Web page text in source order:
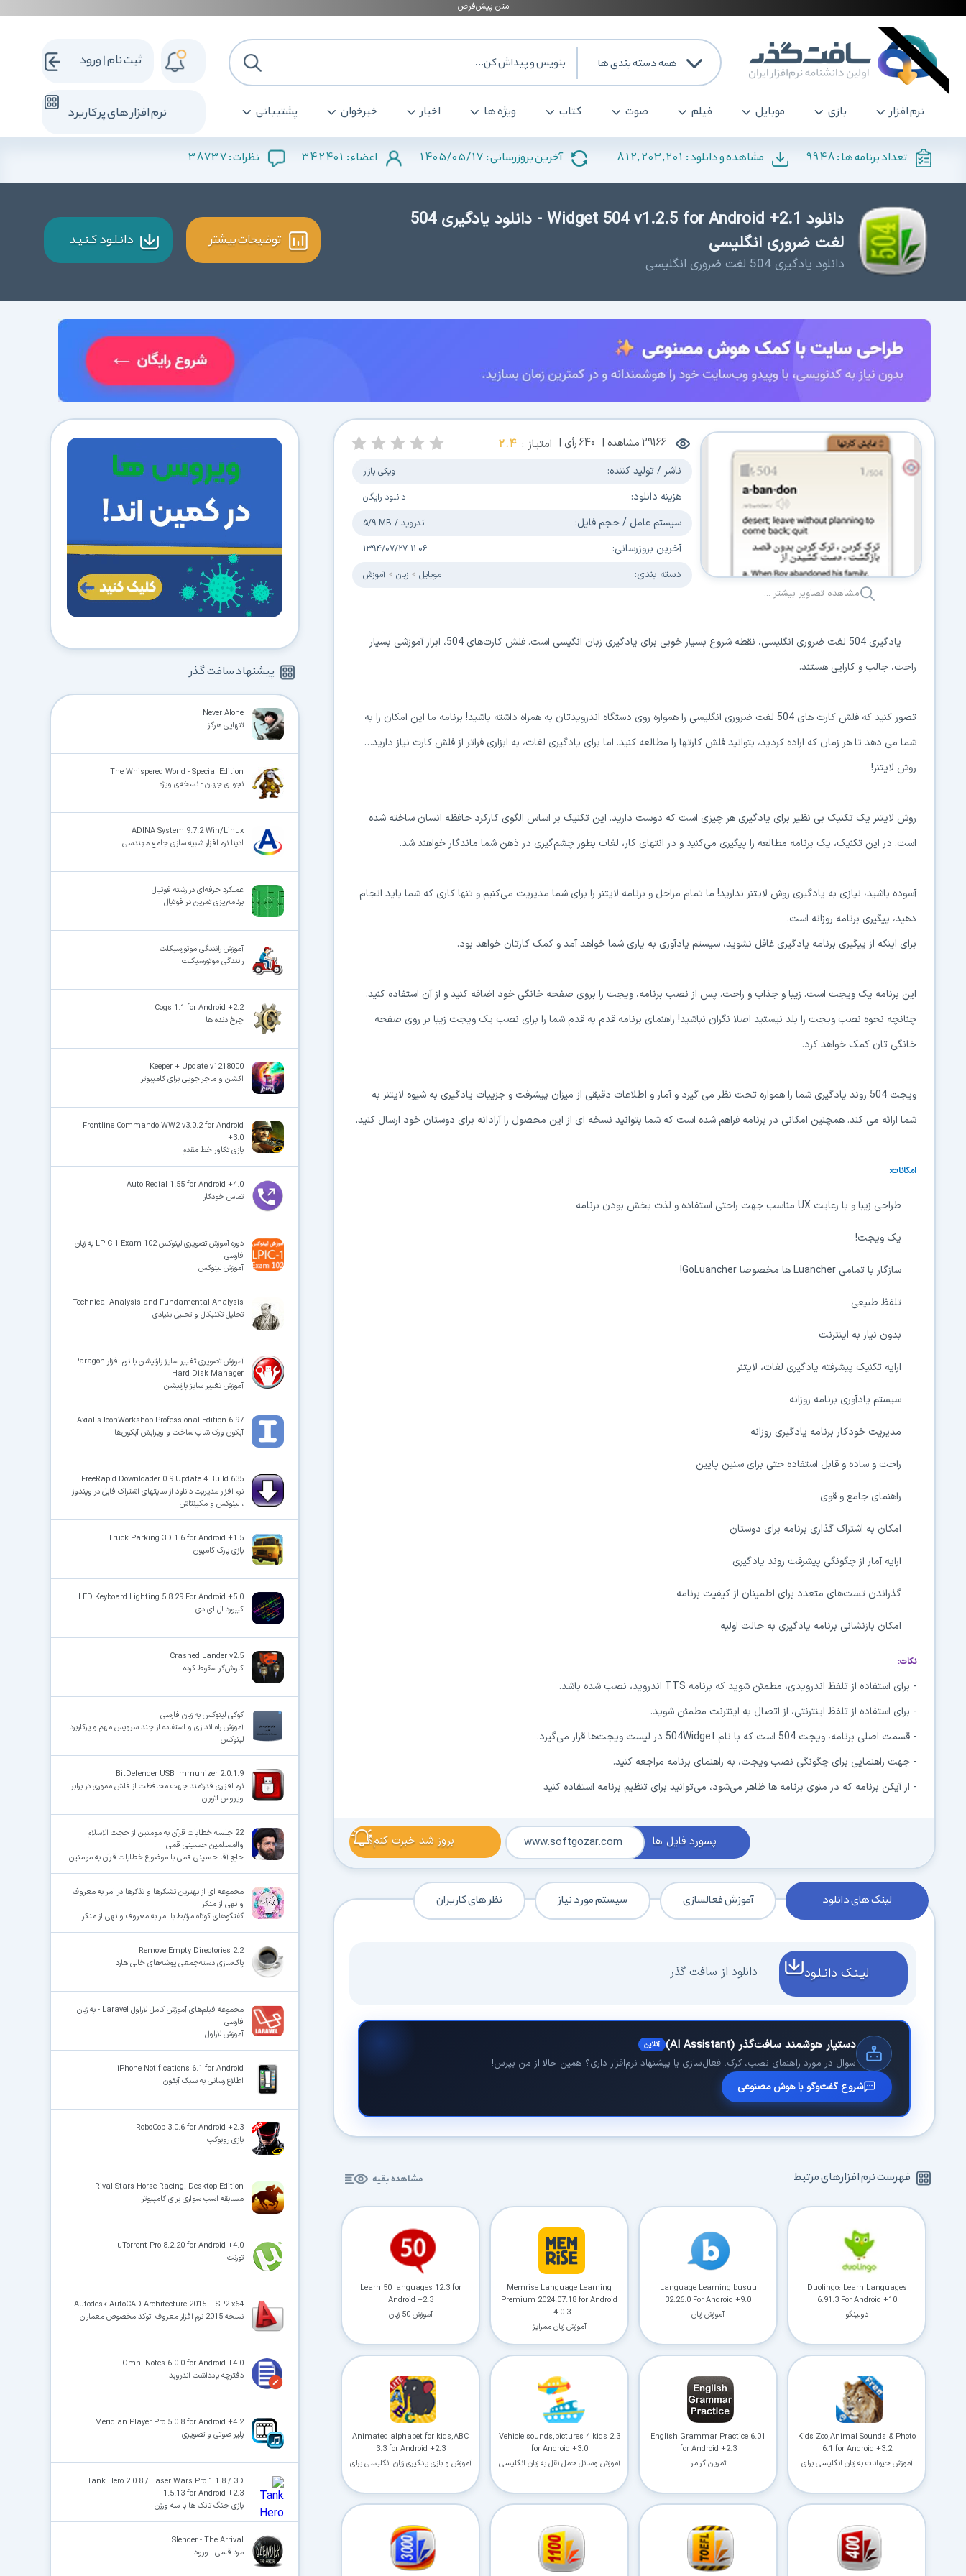
همه دسته بندی ها
نرم افزار بازی موبایل فیلم صوت کتاب ویژه ها اخبار خبرخوان پشتیبانی نرم افزار های پرکاربرد
ثبت نام | ورود
تعداد برنامه ها :9948 مشاهده و دانلود : 812,203,201 آخرین بروزرسانی : 1405/05/17 اعضاء : 342401 نظرات :38737
دانلود Widget 504 v1.2.5 for Android +2.1 - دانلود یادگیری 504
لغت ضروری انگلیسی
دانلود یادگیری 504 لغت ضروری انگلیسی
توضیحات بیشتر دانـلـود کـنـیـد
مشاهده تصاویر بیشتر ...
29166مشاهده | 640رأی | امتیاز : 2.4
ناشر / تولید کننده: ویکی بازار
هزینه دانلود: دانلود رایگان
سیستم عامل / حجم فایل: 5/9 MB / اندروید
آخرین بروزرسانی: 1394/07/27 11:06
دسته بندی: موبایل زبان آموزش
یادگیری 504 لغت ضروری انگلیسی، نقطه شروع بسیار خوبی برای یادگیری زبان انگیسی است. فلش کارت‌های 504، ابزار آموزشی بسیار
راحت، جالب و کارایی هستند.
تصور کنید که فلش کارت های 504 لغت ضروری انگلیسی را همواره روی دستگاه اندرویدتان به همراه داشته باشید! برنامه ما این امکان را به
شما می دهد تا هر زمان که اراده کردید، بتوانید فلش کارتها را مطالعه کنید. اما برای یادگیری لغات، به ابزاری فراتر از فلش کارت نیاز دارید…
روش لایتنر!
روش لایتنر یک تکنیک بی نظیر برای یادگیری هر چیزی است که دوست دارید. این تکنیک بر اساس الگوی کارکرد حافظه انسان ساخته شده
است. در این تکنیک، یک برنامه مطالعه را پیگیری می‌کنید و در انتهای کار، لغات بطور چشم‌گیری در ذهن شما ماندگار خواهند شد.
آسوده باشید، نیازی به یادگیری روش لایتنر ندارید! ما تمام مراحل و برنامه لایتنر را برای شما مدیریت می‌کنیم و تنها کاری که شما باید انجام
دهید، پیگیری برنامه روزانه است.
برای اینکه از پیگیری برنامه یادگیری غافل نشوید، سیستم یادآوری به یاری شما خواهد آمد و کمک کارتان خواهد بود.
این برنامه یک ویجت است. زیبا و جذاب و راحت. پس از نصب برنامه، ویجت را بروی صفحه خانگی خود اضافه کنید و از آن استفاده کنید.
چنانچه نحوه نصب ویجت را بلد نیستید اصلا نگران نباشید! راهنمای برنامه قدم به قدم شما را برای نصب یک ویجت زیبا بر روی صفحه
خانگی تان کمک خواهد کرد.
ویجت 504 روند یادگیری شما را همواره تحت نظر می گیرد و آمار و اطلاعات دقیقی از میزان پیشرفت و جزییات یادگیری به شیوه لایتنر به
شما ارائه می کند. همچنین امکانی در برنامه فراهم شده است که شما بتوانید نسخه ای از این محصول را آزادانه برای دوستان خود ارسال کنید.
امکانات:
طراحی زیبا و با ‌رعایت UX مناسب جهت راحتی استفاده و لذت بخش بودن برنامه
یک ویجت!
سازگار با تمامی Luancher ها مخصوصا GoLuancher!
تلفظ طبیعی
بدون نیاز به اینترنت
ارایه تکنیک پیشرفته یادگیری لغات، لایتنر
سیستم یادآوری برنامه روزانه
مدیریت خودکار برنامه یادگیری روزانه
راحت و ساده و قابل استفاده حتی برای سنین پایین
راهنمای جامع و قوی
امکان به اشتراک گذاری برنامه برای دوستان
ارایه آمار از چگونگی پیشرفت روند یادگیری
گذراندن تست‌های متعدد برای اطمینان از کیفیت برنامه
امکان بازنشانی برنامه یادگیری به حالت اولیه
نکات:
- برای استفاده از تلفظ اندرویدی، مطمئن شوید که برنامه TTS اندروید، نصب شده باشد.
- برای استفاده از تلفظ اینترنتی، از اتصال به اینترنت مطمئن شوید.
- قسمت اصلی برنامه، ویجت 504 است که با نام 504Widget در لیست ویجت‌ها قرار می‌گیرد.
- جهت راهنمایی برای چگونگی نصب ویجت، به راهنمای برنامه مراجعه کنید.
- از آیکن برنامه که در منوی برنامه ها ظاهر می‌شود، می‌توانید برای تنظیم برنامه استفاده کنید
بروز شد خبرت کنم؟ پسورد فایل ها www.softgozar.com
لینک های دانلود آموزش فعالسازی سیستم مورد نیاز نظر های کاربران
لیـنـک دانـلـود دانلود از سافت گذر
دستیار هوشمند سافت‌گذر (AI Assistant) آنلاین
سوال در مورد راهنمای نصب، کرک، فعال‌سازی یا پیشنهاد نرم‌افزار داری؟ همین حالا از من بپرس!
شروع گفت‌وگو با هوش مصنوعی
فهرست نرم افزارهای مرتبط مشاهده بقیه
Duolingo: Learn Languages
6.91.3 For Android +10
دولینگو
Language Learning busuu
32.26.0 For Android +9.0
آموزش زبان
Memrise Language Learning
Premium 2024.07.18 for Android
+4.0.3
آموزش زبان ممرایز
Learn 50 languages 12.3 for
Android +2.3
آموزش 50 زبان
Kids Zoo,Animal Sounds & Photo
6.1 for Android +3.2
آموزش حیوانات به زبان انگلیسی برای
English Grammar Practice 6.01
for Android +2.3
تمرین گرامر
Vehicle sounds,pictures 4 kids 2.3
for Android +3.0
آموزش وسائل حمل نقل به زبان انگلیسی
Animated alphabet for kids,ABC
3.3 for Android +2.3
آموزش و بازی یادگیری زبان انگلیسی برای
پیشنهاد سافت گذر
Never Alone
تنهایی هرگز
The Whispered World - Special Edition
نجوای جهان - نسخه‌ی ویژه
ADINA System 9.7.2 Win/Linux
ادینا نرم افزار شبیه سازی جامع مهندسی
عملکرد حرفه‌­ای در رشته فوتبال
برنامه‌ریزی تمرین در فوتبال
آموزش رانندگی موتورسیکلت
رانندگی موتورسیکلت
Cogs 1.1 for Android +2.2
چرخ دنده ها
Keeper + Update v1218000
اکشن و ماجراجویی برای کامپیوتر
Frontline Commando:WW2 v3.0.2 for Android
+3.0
بازی تکاور خط مقدم
Auto Redial 1.55 for Android +4.0
تماس خودکار
دوره آموزش تصویری لینوکس LPIC-1 Exam 102 به زبان
فارسی
آموزش لینوکس
Technical Analysis and Fundamental Analysis
تحلیل تکنیکال و تحلیل بنیادی
آموزش تصویری تغییر سایز پارتیشن با نرم افزار Paragon
Hard Disk Manager
آموزش تغییر سایز پارتیشن
Axialis IconWorkshop Professional Edition 6.97
آیکون ورک شاپ ساخت و ویرایش آیکون‌ها
FreeRapid Downloader 0.9 Update 4 Build 635
نرم افزار مدیریت دانلود از سایتهای اشتراک فایل در ویندوز
، لینوکس و مکینتاش
Truck Parking 3D 1.6 for Android +1.5
بازی پارک کامیون
LED Keyboard Lighting 5.8.29 For Android +5.0
کیبورد ال ای دی
Crashed Lander v2.5
کاوش‌گر سقوط کرده
کوکی لینوکس به زبان فارسی
آموزش راه اندازی و استفاده از چند سرویس مهم و پرکاربرد
لینوکس
BitDefender USB Immunizer 2.0.1.9
نرم افزاری قدرتمند جهت محافظت از فلش مموری در برابر
ویروس اتوران
22 جلسه خطابات قرآن به مومنین از حجت الاسلام
والمسلمین حسینی قمی
حاج آقا حسینی قمی با موضوع خطابات قرآن به مومنین
مجموعه ای از بهترین تشکرها و تذکرها در امر به معروف
و نهی از منکر
گفتگوهای کوتاه مرتبط با امر به معروف و نهی از منکر
Remove Empty Directories 2.2
پاک‌سازی دسته‌جمعی پوشه‌های خالی هارد
مجموعه فیلم‌های آموزش کامل لاراول Laravel - به زبان
فارسی
آموزش لاراول
iPhone Notifications 6.1 for Android
اطلاع رسانی به سبک آیفون
RoboCop 3.0.6 for Android +2.3
بازی روبوکپ
Rival Stars Horse Racing: Desktop Edition
مسابقه اسب سواری برای کامپیوتر
uTorrent Pro 8.2.20 for Android +4.0
تورنت
Autodesk AutoCAD Architecture 2015 + SP2 x64
نسخه 2015 نرم افزار معروف اتوکد مخصوص معماران
Omni Notes 6.0.0 for Android +4.0
دفترچه یادداشت اندروید
Meridian Player Pro 5.0.8 for Android +4.2
پلیر صوتی و تصویری
Tank Hero 2.0.8 / Laser Wars Pro 1.1.8 / 3D
1.5.13 for Android +2.3
بازی جنگ تانک ها با سه ورژن
Slender - The Arrival
مرد قلمی - ورود
✓ حداکثر سرعت پهنای باند:
✓آرشیو کامل نسخه‌ها:دسترسی به تمام نسخه‌های قدیمی نرم‌افزارها
⚡ ارتقا به حساب VIP و دانلود فوری
قبلاً عضو شدم — ورود به حساب کاربری